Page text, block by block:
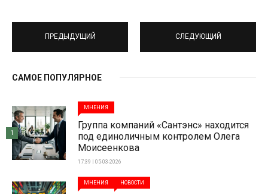
ПРЕДЫДУЩИЙ СЛЕДУЮЩИЙ
САМОЕ ПОПУЛЯРНОЕ
МНЕНИЯ
Группа компаний «Сантэнс» находится
под единоличным контролем Олега
Моисеенкова
17:39 | 05-03-2026
1
МНЕНИЯ НОВОСТИ